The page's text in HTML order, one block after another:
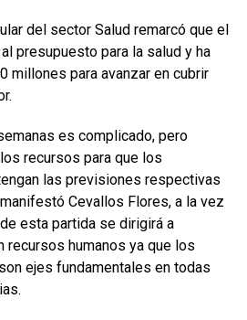
del sector Salud remarcó que el
presupuesto para la salud y ha
millones para avanzar en cubrir
es complicado, pero
recursos para que los
las previsiones respectivas
Cevallos Flores, a la vez
esta partida se dirigirá a
recursos humanos ya que los
ejes fundamentales en todas